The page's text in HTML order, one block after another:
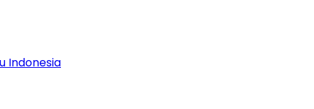
Indonesia